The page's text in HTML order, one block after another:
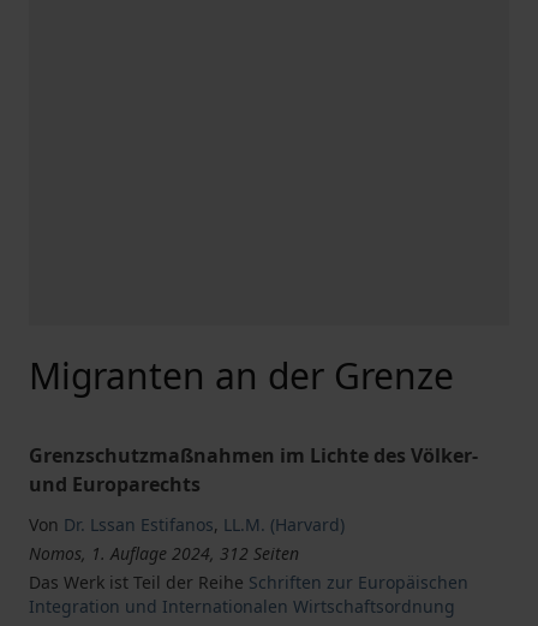
Migranten an der Grenze
Grenzschutzmaßnahmen im Lichte des Völker-
und Europarechts
Von Dr. Lssan Estifanos, LL.M. (Harvard)
Nomos, 1. Auflage 2024, 312 Seiten
Das Werk ist Teil der Reihe Schriften zur Europäischen
Integration und Internationalen Wirtschaftsordnung